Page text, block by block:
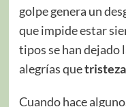
golpe genera un
que impide estar
tipos se han dejado
alegrías que
Cuando hace